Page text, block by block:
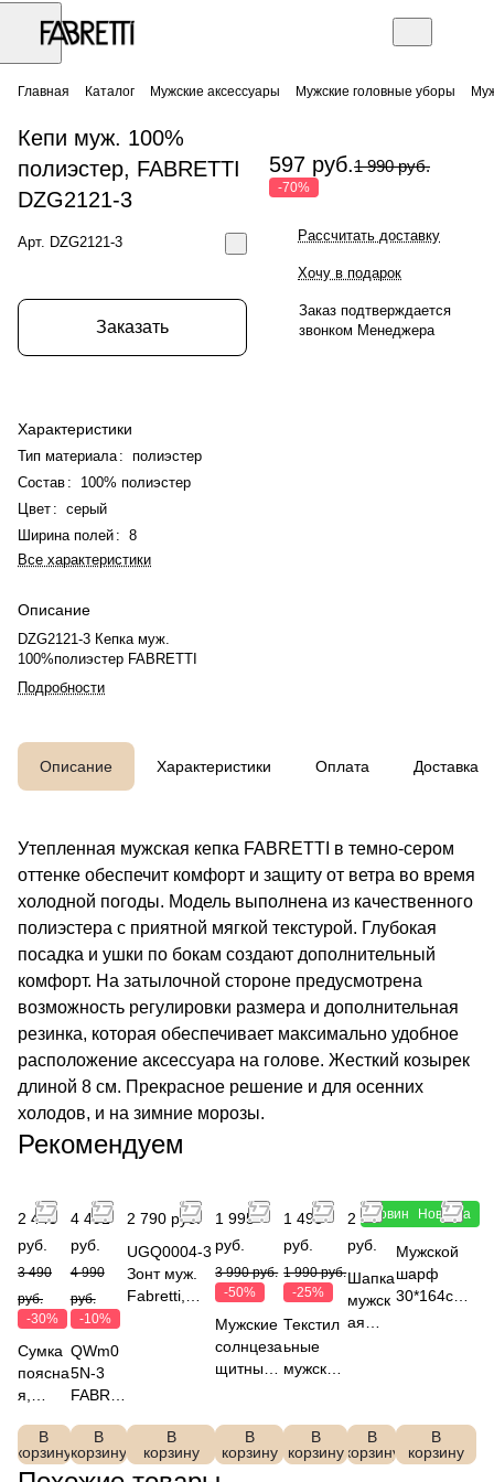
Главная Каталог Мужские аксессуары Мужские головные уборы
Кепи муж. 100%
полиэстер, FABRETTI
DZG2121-3
Арт. DZG2121-3
Заказать
Характеристики
Тип материала : полиэстер
Состав :
100% полиэстер
Цвет : серый
Ширина полей : 8
Все характеристики
Описание
DZG2121-3 Кепка муж.
100%полиэстер FABRETTI
Подробности
597 руб.1 990 руб.
-70%
Рассчитать доставку
Хочу в подарок
Заказ подтверждается
звонком Менеджера
Описание Характеристики Оплата Доставка
Утепленная мужская кепка FABRETTI в темно-сером
оттенке обеспечит комфорт и защиту от ветра во время
холодной погоды. Модель выполнена из качественного
полиэстера с приятной мягкой текстурой. Глубокая
посадка и ушки по бокам создают дополнительный
комфорт. На затылочной стороне предусмотрена
возможность регулировки размера и дополнительная
резинка, которая обеспечивает максимально удобное
расположение аксессуара на голове. Жесткий козырек
длиной 8 см. Прекрасное решение и для осенних
холодов, и на зимние морозы.
Рекомендуем
2 443
руб.
3 490
руб.
-30%
Сумка
поясна
я,
FABRE
В
корзину
4 491
руб.
4 990
руб.
-10%
QWm0
5N-3
FABRE
Кошеле
к муж.
В
корзину
2 790 руб.
UGQ0004-3
Зонт муж.
Fabretti,
В
корзину
1 995
руб.
3 990 руб.
-50%
Мужские
солнцеза
щитные
TI
SFG013a
В
корзину
1 493
руб.
1 990 руб.
-25%
Текстил
ьные
мужские
FABRET
TI
В
корзину
Новинка
2 990
руб.
Шапка
мужск
ая
В
корзину
Новинка
4 790 руб.
Мужской
шарф
30*164см,
В
корзину